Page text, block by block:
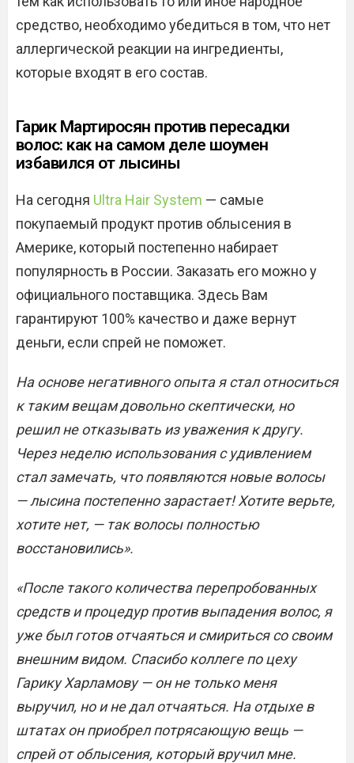
средство, необходимо убедиться в том, что нет
аллергической реакции на ингредиенты,
которые входят в его состав.
Гарик Мартиросян против пересадки
волос: как на самом деле шоумен
избавился от лысины
На сегодня Ultra Hair System — самые
покупаемый продукт против облысения в
Америке, который постепенно набирает
популярность в России. Заказать его можно у
официального поставщика. Здесь Вам
гарантируют 100% качество и даже вернут
деньги, если спрей не поможет.
На основе негативного опыта я стал относиться
к таким вещам довольно скептически, но
решил не отказывать из уважения к другу.
Через неделю использования с удивлением
стал замечать, что появляются новые волосы
— лысина постепенно зарастает! Хотите верьте,
хотите нет, — так волосы полностью
восстановились».
«После такого количества перепробованных
средств и процедур против выпадения волос, я
уже был готов отчаяться и смириться со своим
внешним видом. Спасибо коллеге по цеху
Гарику Харламову — он не только меня
выручил, но и не дал отчаяться. На отдыхе в
штатах он приобрел потрясающую вещь —
спрей от облысения, который вручил мне.